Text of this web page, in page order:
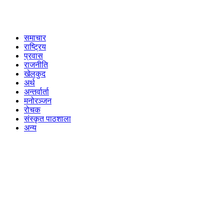
समाचार
राष्ट्रिय
प्रवास
राजनीति
खेलकुद
अर्थ
अन्तर्वार्ता
मनोरञ्जन
रोचक
संस्कृत पाठशाला
अन्य